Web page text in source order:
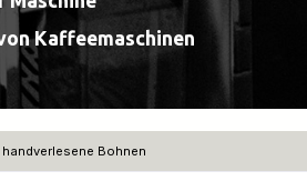
Kaffeemaschinen
handverlesene Bohnen